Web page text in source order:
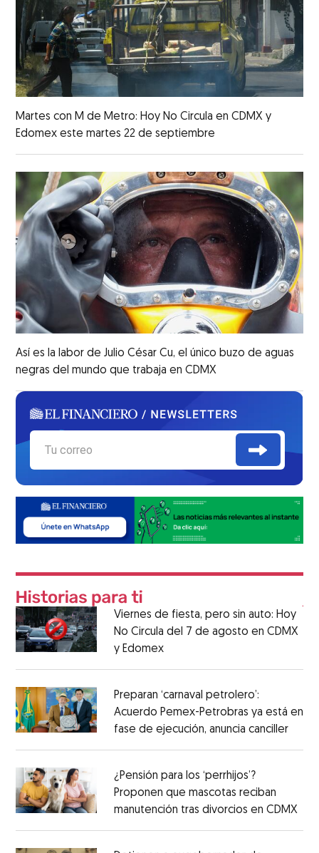
Martes con M de Metro: Hoy No Circula en CDMX y
Edomex este martes 22 de septiembre
Así es la labor de Julio César Cu, el único buzo de aguas
negras del mundo que trabaja en CDMX
Viernes de fiesta, pero sin auto: Hoy
No Circula del 7 de agosto en CDMX
y Edomex
Preparan ‘carnaval petrolero’:
Acuerdo Pemex-Petrobras ya está en
fase de ejecución, anuncia canciller
¿Pensión para los ‘perrhijos’?
Proponen que mascotas reciban
manutención tras divorcios en CDMX